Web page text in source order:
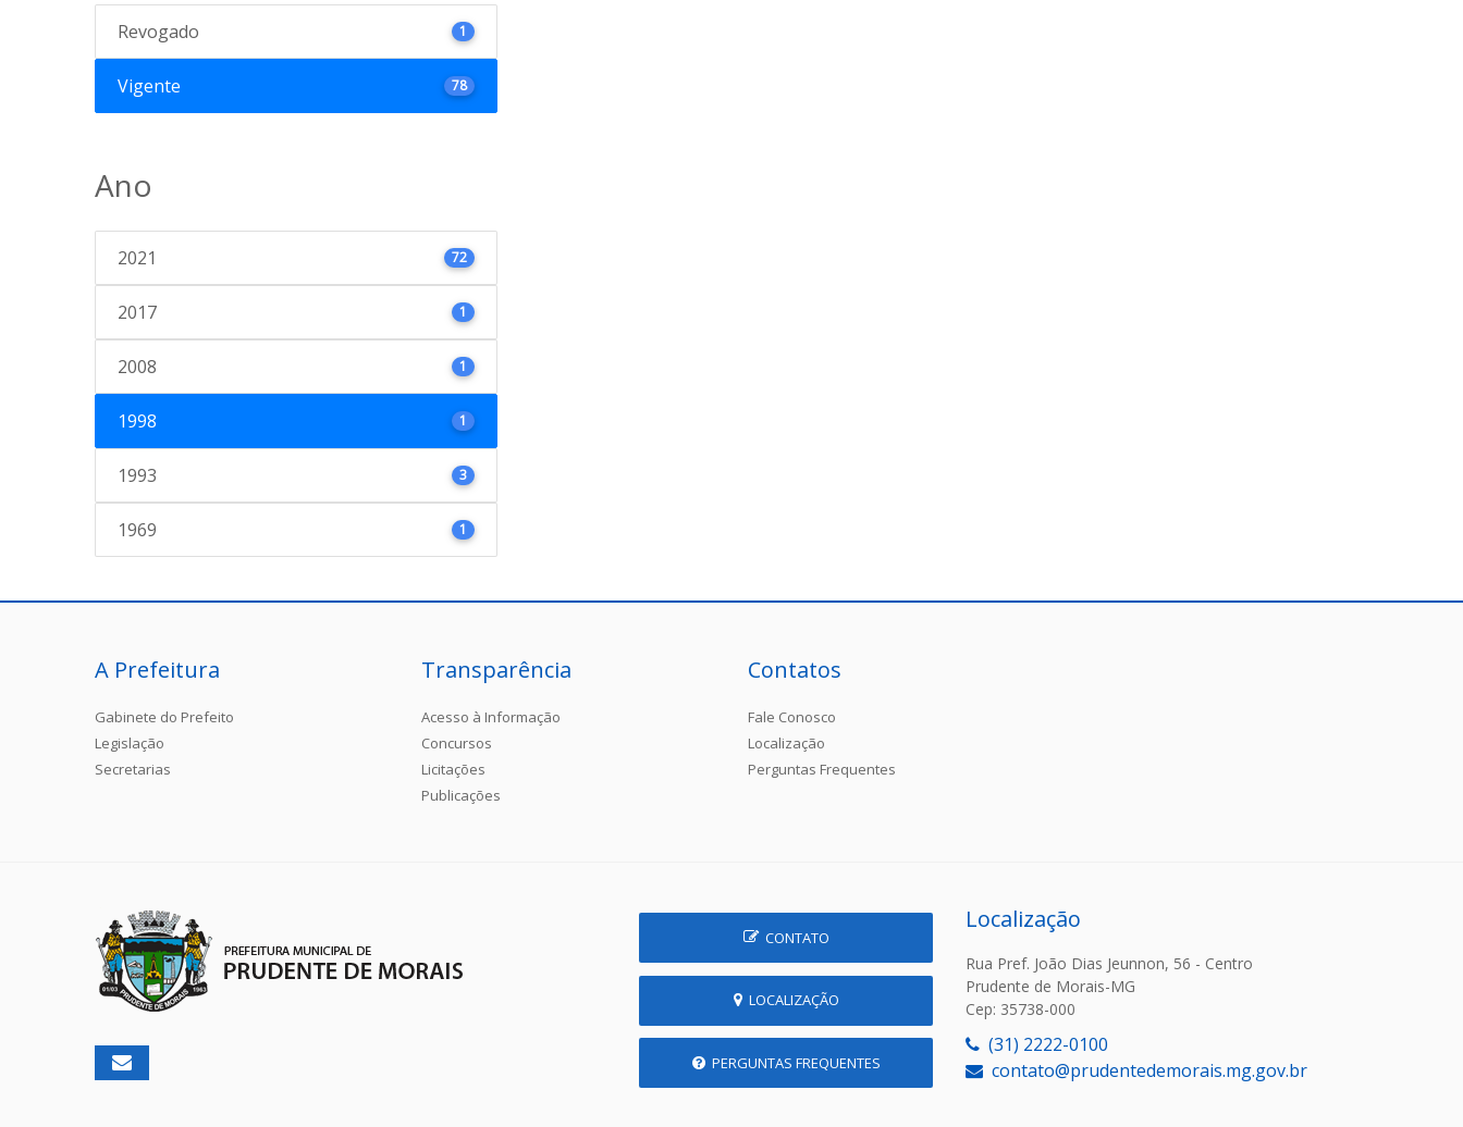
Revogado 1
Vigente 78
Ano
2021 72
2017 1
2008 1
1998 1
1993 3
1969 1
A Prefeitura
Gabinete do Prefeito
Legislação
Secretarias
Transparência
Acesso à Informação
Concursos
Licitações
Publicações
Contatos
Fale Conosco
Localização
Perguntas Frequentes
CONTATO
LOCALIZAÇÃO
PERGUNTAS FREQUENTES
Localização
Rua Pref. João Dias Jeunnon, 56 - Centro
Prudente de Morais-MG
Cep: 35738-000
(31) 2222-0100
contato@prudentedemorais.mg.gov.br